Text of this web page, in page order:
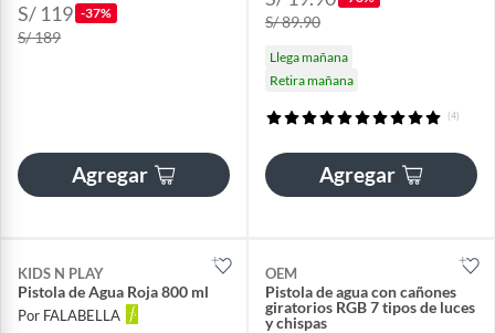
S/ 119 -37%
S/ 189
Agregar
S/ 89.90
Llega mañana
Retira mañana
(4)
Agregar
KIDS N PLAY
Pistola de Agua Roja 800 ml
Por FALABELLA
OEM
Pistola de agua con cañones
giratorios RGB 7 tipos de luces
y chispas